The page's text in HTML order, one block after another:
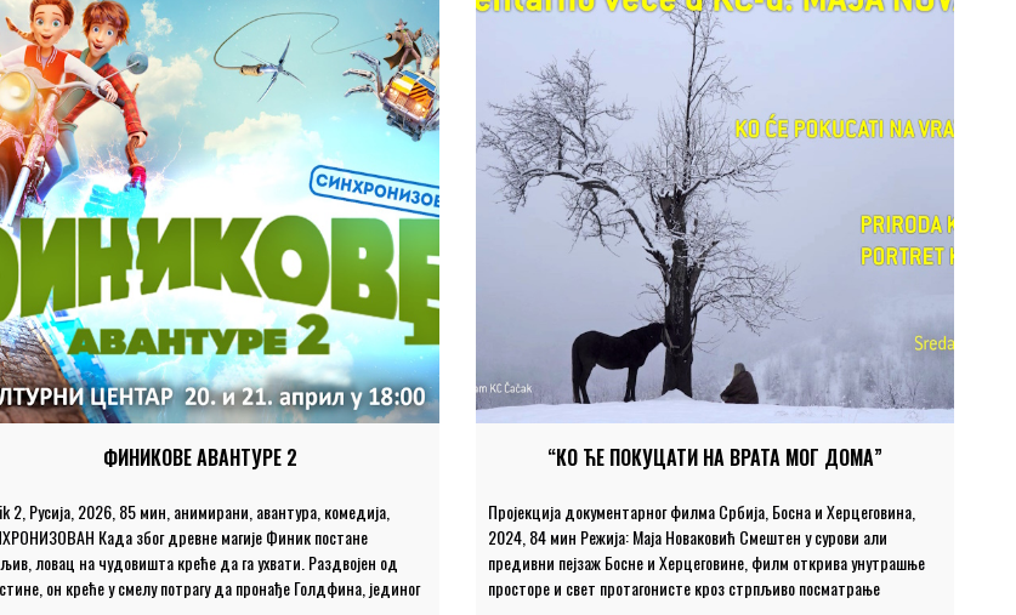
ФИНИКОВЕ АВАНТУРЕ 2
2, Русија, 2026, 85 мин, анимирани, авантура, комедија,
Када због древне магије Финик постане
ловац на чудовишта креће да га ухвати. Раздвојен од
он креће у смелу потрагу да пронађе Голдфина, јединог
“КО ЋЕ ПОКУЦАТИ НА ВРАТА МОГ ДОМА”
Пројекција документарног филма Србија, Босна и Херцеговина,
2024, 84 мин Режија: Маја Новаковић Смештен у сурови али
предивни пејзаж Босне и Херцеговине, филм открива унутрашње
просторе и свет протагонисте кроз стрпљиво посматрање